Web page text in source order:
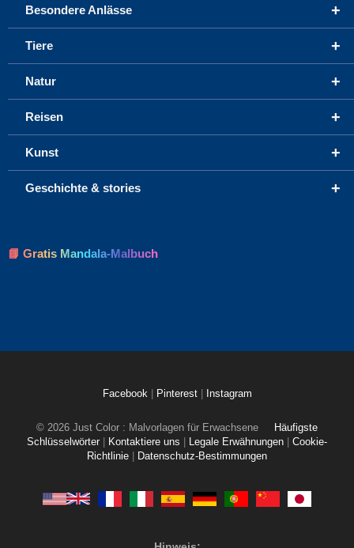
+
Besondere Anlässe
+
Tiere
+
Natur
+
Reisen
+
Kunst
+
Geschichte & stories
📘 Gratis Mandala-Malbuch
Facebook Pinterest Instagram
© 2026 Just Color : Malvorlagen für Erwachsene
Häufigste
Schlüsselwörter
Kontaktiere uns Legale Erwähnungen
Cookie-
Richtlinie
Datenschutz-Bestimmungen